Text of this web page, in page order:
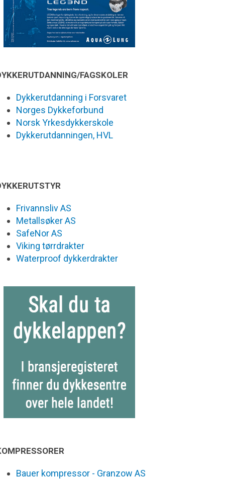
FAGSKOLER
Dykkerutdanning i Forsvaret
Norges Dykkeforbund
Norsk Yrkesdykkerskole
Dykkerutdanningen, HVL
Frivannsliv AS
Metallsøker AS
SafeNor AS
Viking tørrdrakter
Waterproof dykkerdrakter
Bauer kompressor - Granzow AS